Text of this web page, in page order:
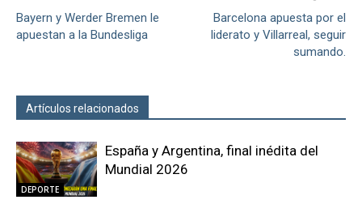
Bayern y Werder Bremen le
apuestan a la Bundesliga
Barcelona apuesta por el
liderato y Villarreal, seguir
sumando.
Artículos relacionados
DEPORTE
España y Argentina, final inédita del
Mundial 2026